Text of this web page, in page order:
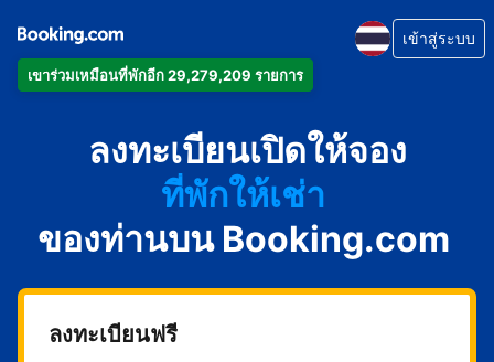
เข้าร่วมเหมือนที่พักอีก 29,279,209 รายการ
เข้าสู่ระบบ
ลงทะเบียนเปิดให้จอง
อพาร์ตเมนต์
โรงแรม
ที่พักให้เช่า
เกสต์เฮาส์
บีแอนด์บี
ของท่านบน Booking.com
ลงทะเบียนฟรี